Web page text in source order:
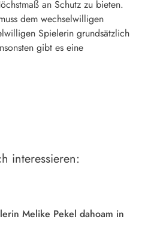
an Schutz zu bieten.
dem wechselwilligen
Spielerin grundsätzlich
gibt es eine
interessieren:
Melike Pekel dahoam in